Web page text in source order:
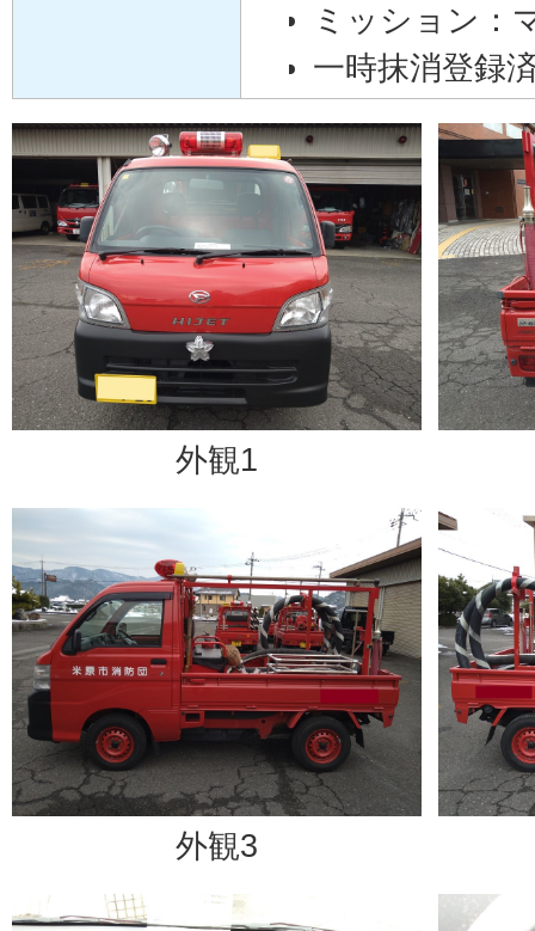
ミッション：
一時抹消登録
外観1
外観3